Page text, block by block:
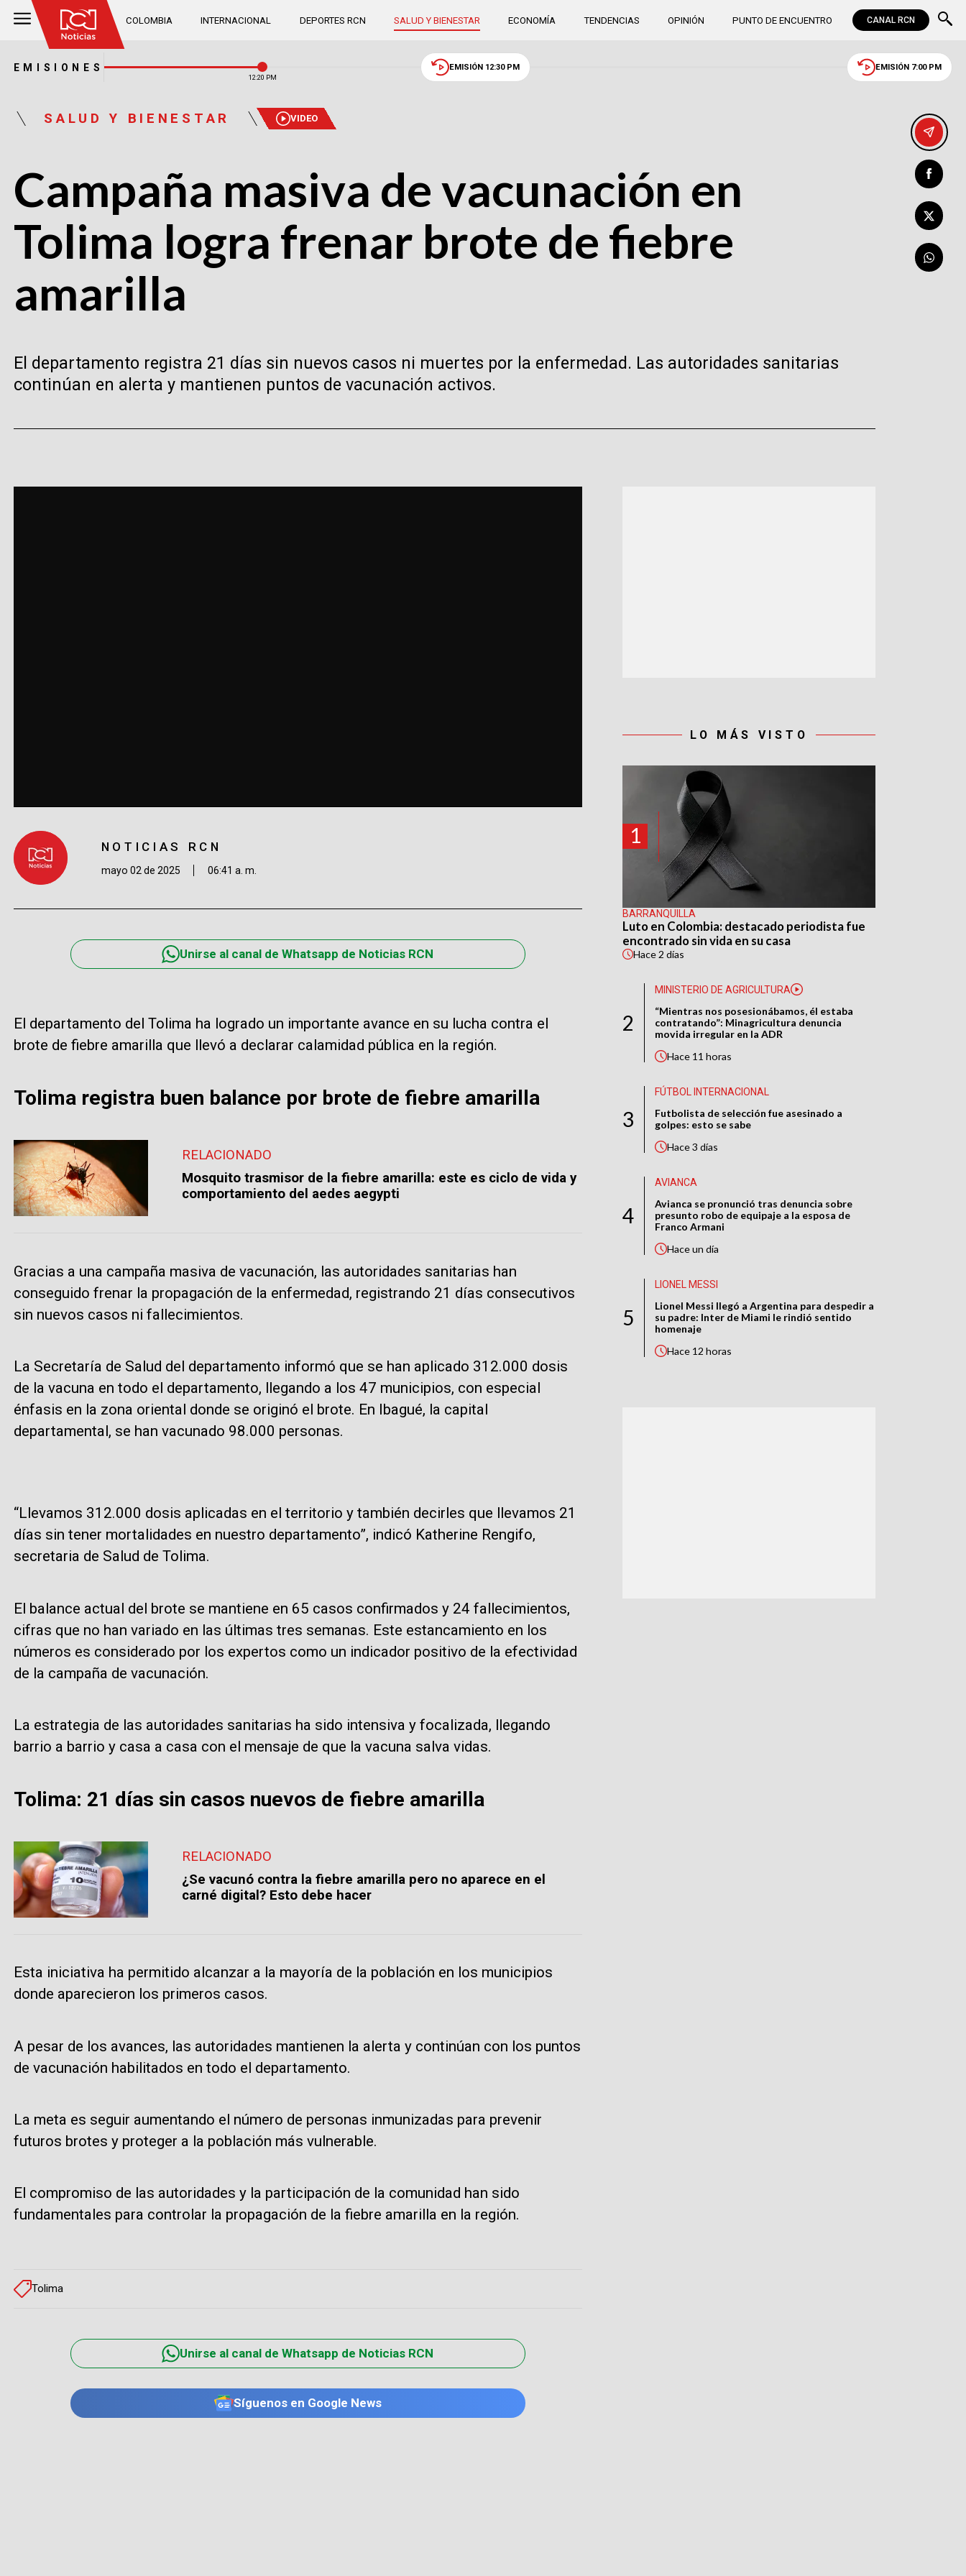
COLOMBIA INTERNACIONAL DEPORTES RCN SALUD Y BIENESTAR ECONOMÍA TENDENCIAS OPINIÓN PUNTO DE ENCUENTRO CANAL RCN
EMISIONES
12:20 PM
EMISIÓN 12:30 PM EMISIÓN 7:00 PM
SALUD Y BIENESTAR VIDEO
Campaña masiva de vacunación en
Tolima logra frenar brote de fiebre
amarilla
El departamento registra 21 días sin nuevos casos ni muertes por la enfermedad. Las autoridades sanitarias
continúan en alerta y mantienen puntos de vacunación activos.
NOTICIAS RCN
mayo 02 de 2025 06:41 a. m.
Unirse al canal de Whatsapp de Noticias RCN
El departamento del Tolima ha logrado un importante avance en su lucha contra el
brote de fiebre amarilla que llevó a declarar calamidad pública en la región.
Tolima registra buen balance por brote de fiebre amarilla
RELACIONADO
Mosquito trasmisor de la fiebre amarilla: este es ciclo de vida y
comportamiento del aedes aegypti
Gracias a una campaña masiva de vacunación, las autoridades sanitarias han
conseguido frenar la propagación de la enfermedad, registrando 21 días consecutivos
sin nuevos casos ni fallecimientos.
La Secretaría de Salud del departamento informó que se han aplicado 312.000 dosis
de la vacuna en todo el departamento, llegando a los 47 municipios, con especial
énfasis en la zona oriental donde se originó el brote. En Ibagué, la capital
departamental, se han vacunado 98.000 personas.
“Llevamos 312.000 dosis aplicadas en el territorio y también decirles que llevamos 21
días sin tener mortalidades en nuestro departamento”, indicó Katherine Rengifo,
secretaria de Salud de Tolima.
El balance actual del brote se mantiene en 65 casos confirmados y 24 fallecimientos,
cifras que no han variado en las últimas tres semanas. Este estancamiento en los
números es considerado por los expertos como un indicador positivo de la efectividad
de la campaña de vacunación.
La estrategia de las autoridades sanitarias ha sido intensiva y focalizada, llegando
barrio a barrio y casa a casa con el mensaje de que la vacuna salva vidas.
Tolima: 21 días sin casos nuevos de fiebre amarilla
RELACIONADO
¿Se vacunó contra la fiebre amarilla pero no aparece en el
carné digital? Esto debe hacer
Esta iniciativa ha permitido alcanzar a la mayoría de la población en los municipios
donde aparecieron los primeros casos.
A pesar de los avances, las autoridades mantienen la alerta y continúan con los puntos
de vacunación habilitados en todo el departamento.
La meta es seguir aumentando el número de personas inmunizadas para prevenir
futuros brotes y proteger a la población más vulnerable.
El compromiso de las autoridades y la participación de la comunidad han sido
fundamentales para controlar la propagación de la fiebre amarilla en la región.
Tolima
Unirse al canal de Whatsapp de Noticias RCN
Síguenos en Google News
LO MÁS VISTO
1
BARRANQUILLA
Luto en Colombia: destacado periodista fue
encontrado sin vida en su casa
Hace2 días
2
MINISTERIO DE AGRICULTURA
“Mientras nos posesionábamos, él estaba
contratando”: Minagricultura denuncia
movida irregular en la ADR
Hace 11 horas
3
FÚTBOL INTERNACIONAL
Futbolista de selección fue asesinado a
golpes: esto se sabe
Hace3 días
4
AVIANCA
Avianca se pronunció tras denuncia sobre
presunto robo de equipaje a la esposa de
Franco Armani
Haceun día
5
LIONEL MESSI
Lionel Messi llegó a Argentina para despedir a
su padre: Inter de Miami le rindió sentido
homenaje
Hace 12 horas